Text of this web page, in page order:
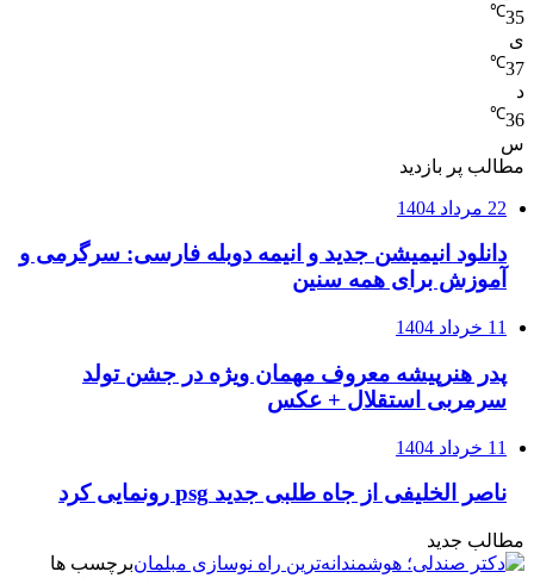
35
℃
ی
37
℃
د
36
℃
س
مطالب پر بازدید
22 مرداد 1404
دانلود انیمیشن جدید و انیمه دوبله فارسی: سرگرمی و
آموزش برای همه سنین
11 خرداد 1404
پدر هنرپیشه معروف مهمان ویژه در جشن تولد
سرمربی استقلال + عکس
11 خرداد 1404
ناصر الخلیفی از جاه طلبی جدید psg رونمایی کرد
مطالب جدید
برچسب ها